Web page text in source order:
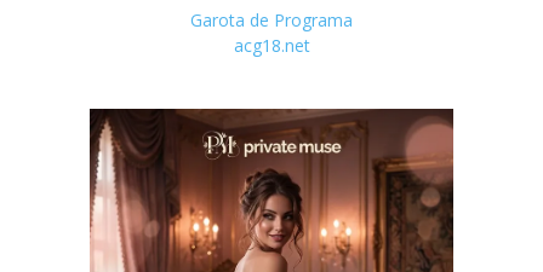
Garota de Programa
acg18.net